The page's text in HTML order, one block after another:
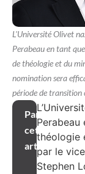
L'Université Olivet
Perabeau en tant
de théologie et du
nomination sera
période de transition
Partager
cet
article
Perabeau
théologie
par le
Stephen